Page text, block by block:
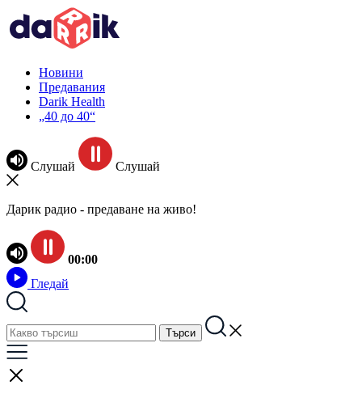
Новини
Предавания
Darik Health
„40 до 40“
Слушай Слушай
Дарик радио - предаване на живо!
00:00
Гледай